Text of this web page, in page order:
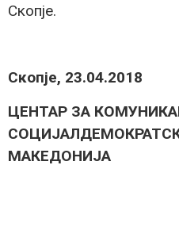
Скопје.
Скопје, 23.04.2018
ЦЕНТАР ЗА
МАКЕДОНИЈА